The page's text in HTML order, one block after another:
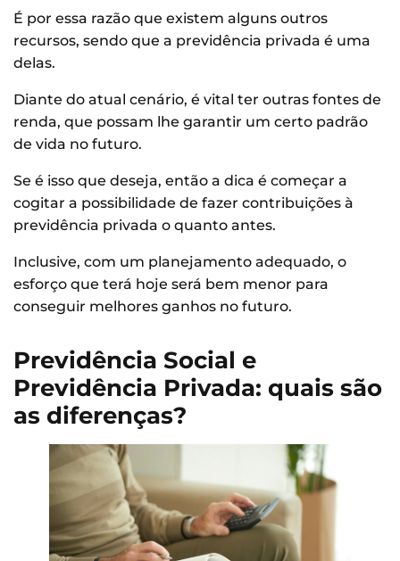
É por essa razão que existem alguns outros
recursos, sendo que a previdência privada é uma
delas.
Diante do atual cenário, é vital ter outras fontes de
renda, que possam lhe garantir um certo padrão
de vida no futuro.
Se é isso que deseja, então a dica é começar a
cogitar a possibilidade de fazer contribuições à
previdência privada o quanto antes.
Inclusive, com um planejamento adequado, o
esforço que terá hoje será bem menor para
conseguir melhores ganhos no futuro.
Previdência Social e
Previdência Privada: quais são
as diferenças?